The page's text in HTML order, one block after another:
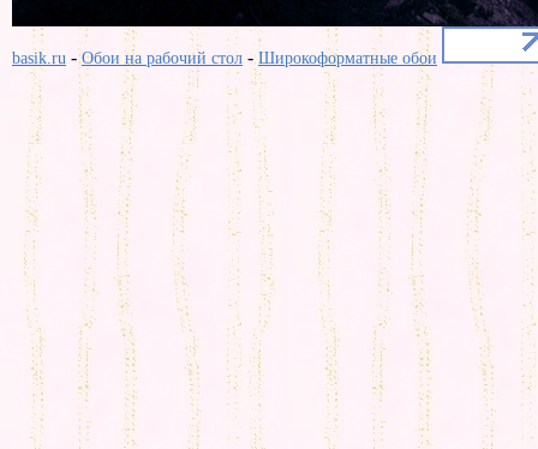
basik.ru -Обои на рабочий стол -Широкоформатные обои